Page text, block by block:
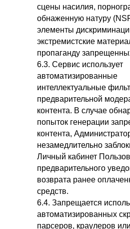
сцены насилия,
обнаженную натуру
элементы
экстремистские
пропаганду
6.3. Сервис использует
автоматизированные
интеллектуальные
предварительной
контента. В случае
попыток генерации
контента,
незамедлительно
Личный кабинет
предварительного
возврата ранее
средств.
6.4. Запрещается
автоматизированных
парсеров, краулеров